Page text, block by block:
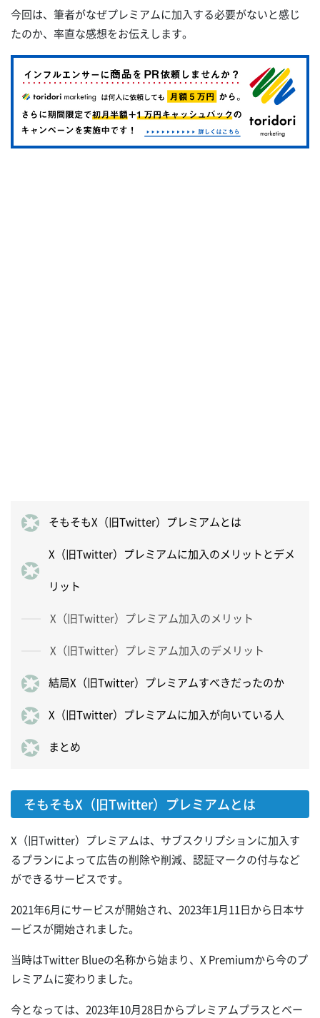
今回は、筆者がなぜプレミアムに加入する必要がないと感じ
たのか、率直な感想をお伝えします。
そもそもX（旧Twitter）プレミアムとは
X（旧Twitter）プレミアムに加入のメリットとデメ
リット
X（旧Twitter）プレミアム加入のメリット
X（旧Twitter）プレミアム加入のデメリット
結局X（旧Twitter）プレミアムすべきだったのか
X（旧Twitter）プレミアムに加入が向いている人
まとめ
そもそもX（旧Twitter）プレミアムとは
X（旧Twitter）プレミアムは、サブスクリプションに加入す
るプランによって広告の削除や削減、認証マークの付与など
ができるサービスです。
2021年6月にサービスが開始され、2023年1月11日から日本サ
ービスが開始されました。
当時はTwitter Blueの名称から始まり、X Premiumから今のプ
レミアムに変わりました。
今となっては、2023年10月28日からプレミアムプラスとベー